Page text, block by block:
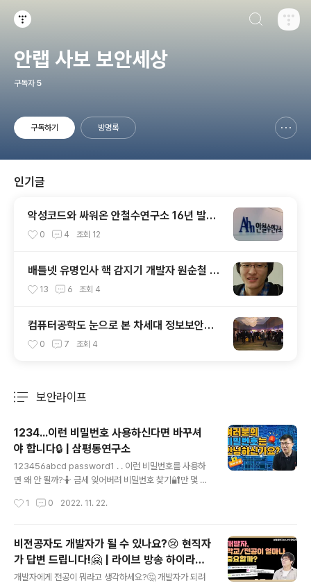
안랩 사보 보안세상
구독자 5
구독하기 방명록
인기글
악성코드와 싸워온 안철수연구소 16년 발자
취 0 4 조회 12
배틀넷 유명인사 핵 감지기 개발자 원순철 만
나보니
13 6 조회 4
컴퓨터공학도 눈으로 본 차세대 정보보안의
현장
0 7 조회 4
보안라이프
1234...이런 비밀번호 사용하신다면 바꾸셔
야 합니다🔒 | 삼평동연구소
123456abcd password1 . . 이런 비밀번호를 사용하
면 왜 안 될까?🤷 금세 잊어버려 비밀번호 찾기🔐만 몇 번
수 있다...?!😱 보안 전문가가 꼽은 피해야 할 비밀번호를
평동연구소 스마트폰, 컴퓨터 안 쓰시는 분 거의 없으시죠?
조금만 더 알고 쓰면 스마트한 IT생활을 즐길 수 있습니다.
◈ 컴퓨터, IT 그리고 보안에 대한 이야기를 쉽고 재미있게
나누고자 합니다 ◈ www.youtube.com
1 0 2022. 11. 22.
비전공자도 개발자가 될 수 있나요?😢 현직자
가 답변 드립니다!🤗 | 라이브 방송 하이라이
트
개발자에게 전공이 뭐라고 생각하세요?🤔 개발자가 되려